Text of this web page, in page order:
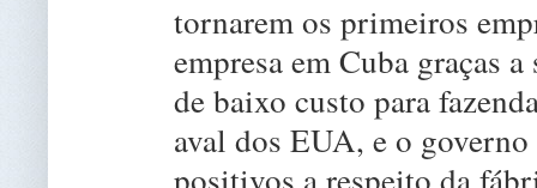
tornarem os primeiros
empresa em Cuba graças
de baixo custo para
aval dos EUA, e o
positivos a respeito da